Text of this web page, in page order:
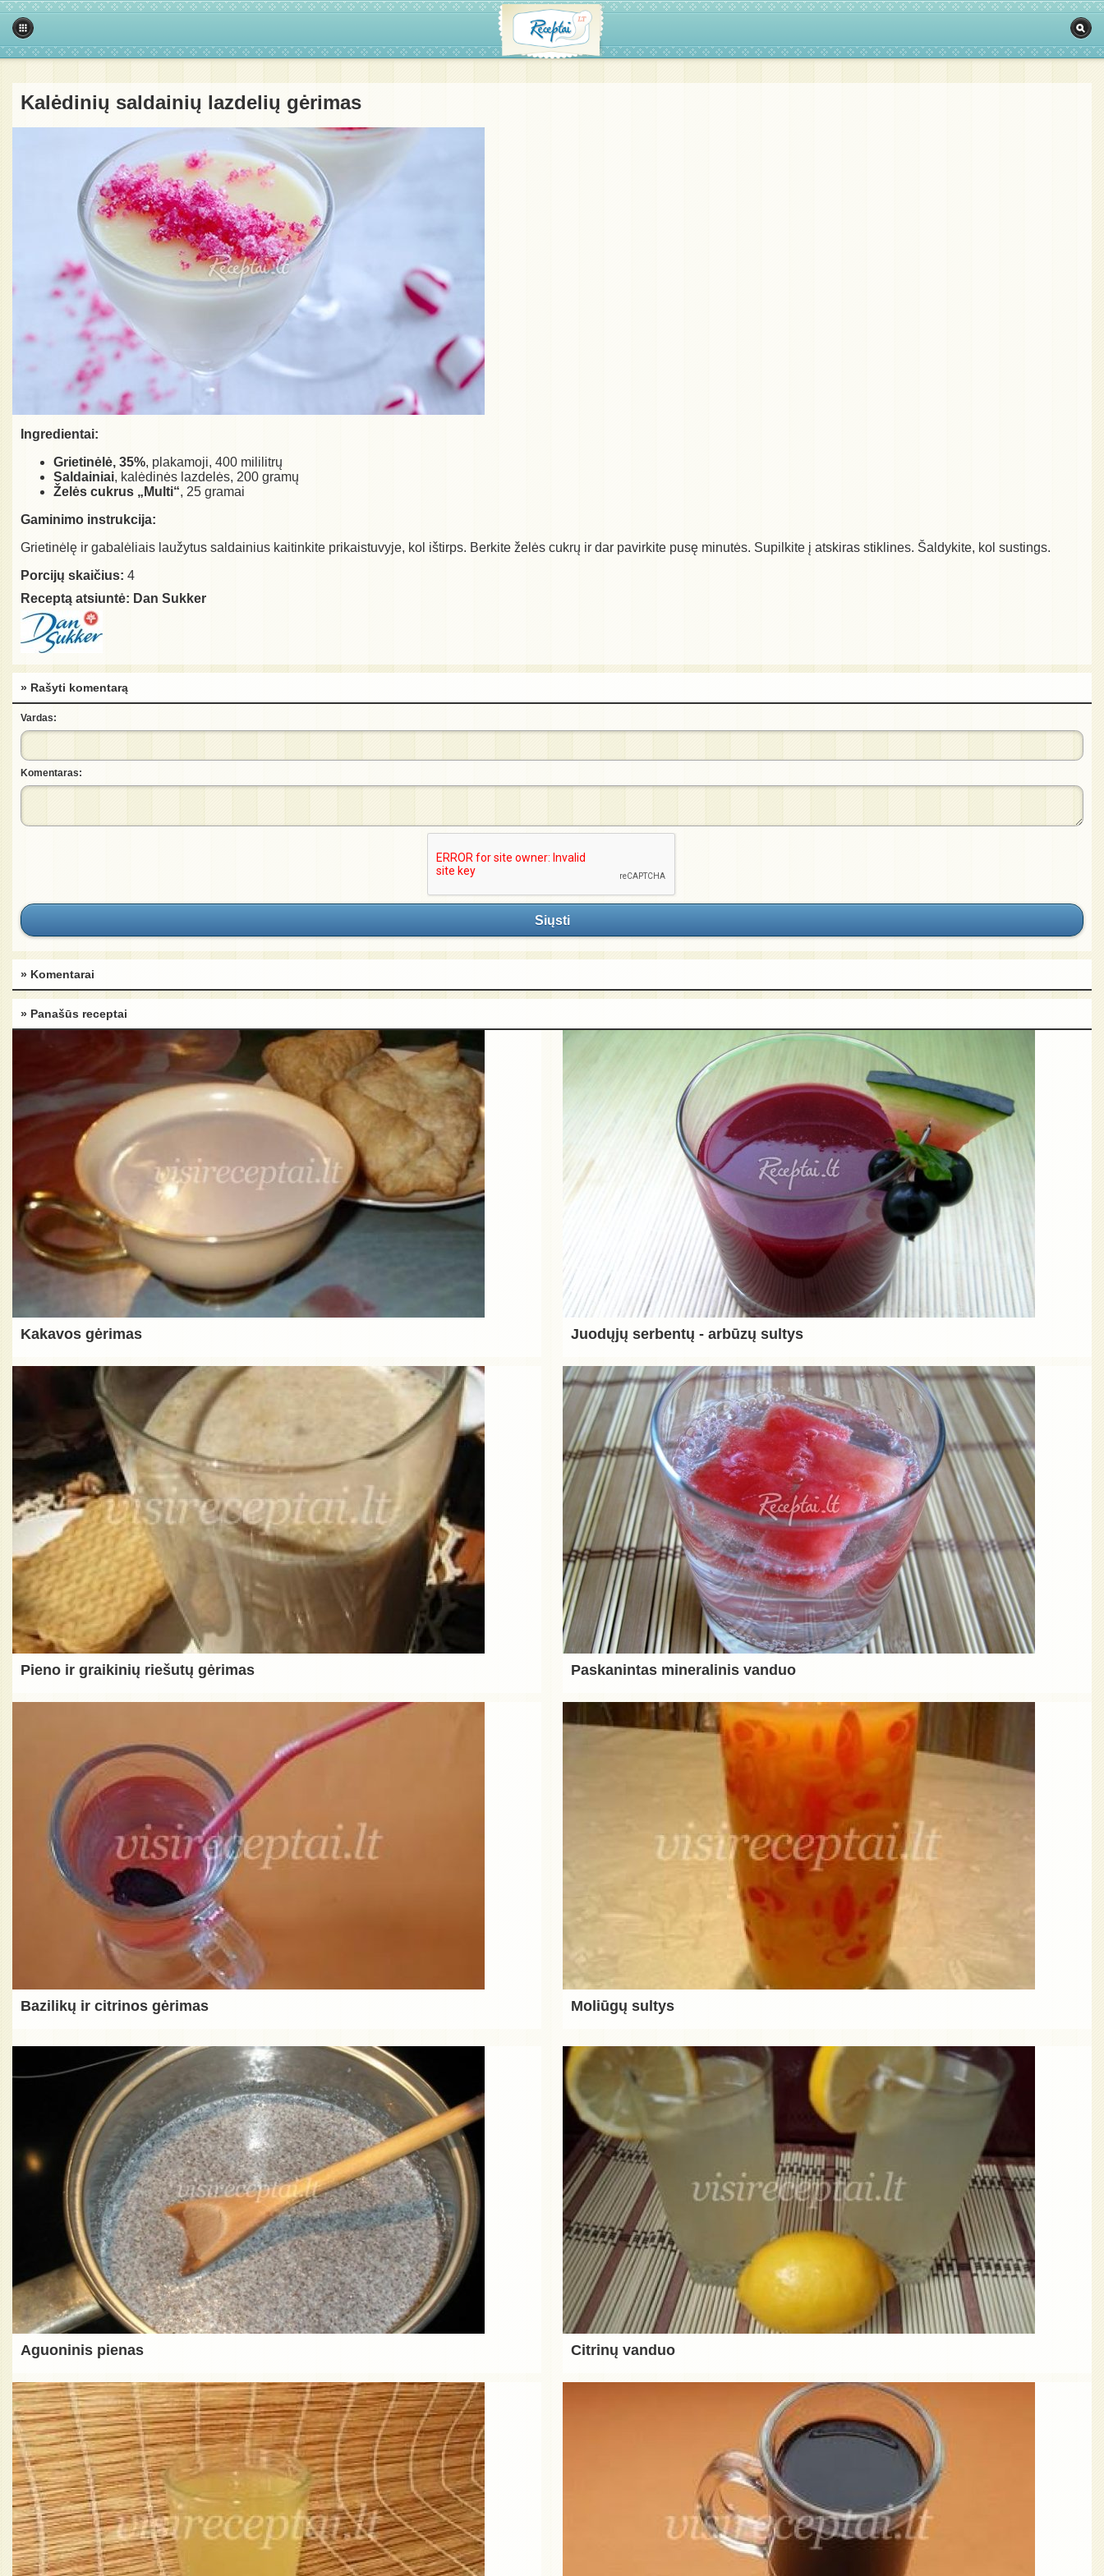
Kalėdinių saldainių lazdelių gėrimas
Ingredientai:
Grietinėlė, 35%, plakamoji, 400 mililitrų
Saldainiai, kalėdinės lazdelės, 200 gramų
Želės cukrus „Multi“, 25 gramai
Gaminimo instrukcija:
Grietinėlę ir gabalėliais laužytus saldainius kaitinkite prikaistuvyje, kol ištirps. Berkite želės cukrų ir dar pavirkite pusę minutės. Supilkite į atskiras stiklines. Šaldykite, kol sustings.
Porcijų skaičius: 4
Receptą atsiuntė: Dan Sukker
» Rašyti komentarą
Vardas:
Komentaras:
Siųsti
» Komentarai
» Panašūs receptai
Kakavos gėrimas Juodųjų serbentų - arbūzų sultys
Pieno ir graikinių riešutų gėrimas Paskanintas mineralinis vanduo
Bazilikų ir citrinos gėrimas Moliūgų sultys
Aguoninis pienas Citrinų vanduo